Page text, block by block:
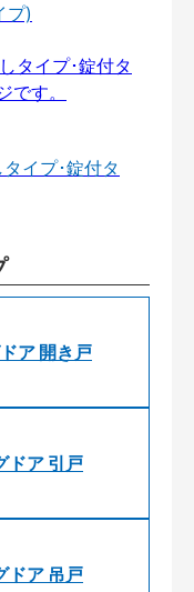
プ)
イプ･錠付タ
ア 開き戸
ドア 引戸
ドア 吊戸